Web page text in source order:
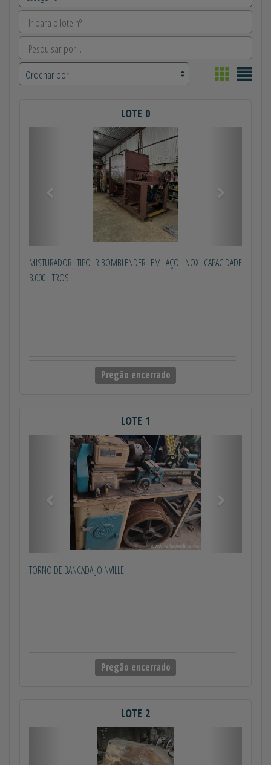
LOTE 0
MISTURADOR TIPO RIBOMBLENDER EM AÇO INOX CAPACIDADE
3.000 LITROS
Pregão encerrado
LOTE 1
Anterior
TORNO DE BANCADA JOINVILLE
Pregão encerrado
LOTE 2